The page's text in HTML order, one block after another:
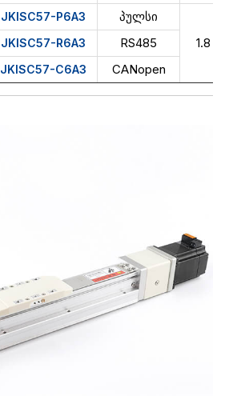
JKISC57-P6A3
პულსი
1.8
JKISC57-R6A3 RS485
JKISC57-C6A3 CANopen